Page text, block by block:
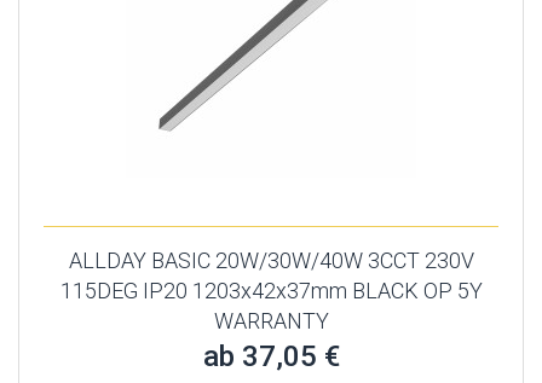
ALLDAY BASIC 20W/30W/40W 3CCT 230V
115DEG IP20 1203x42x37mm BLACK OP 5Y
WARRANTY
ab 37,05 €